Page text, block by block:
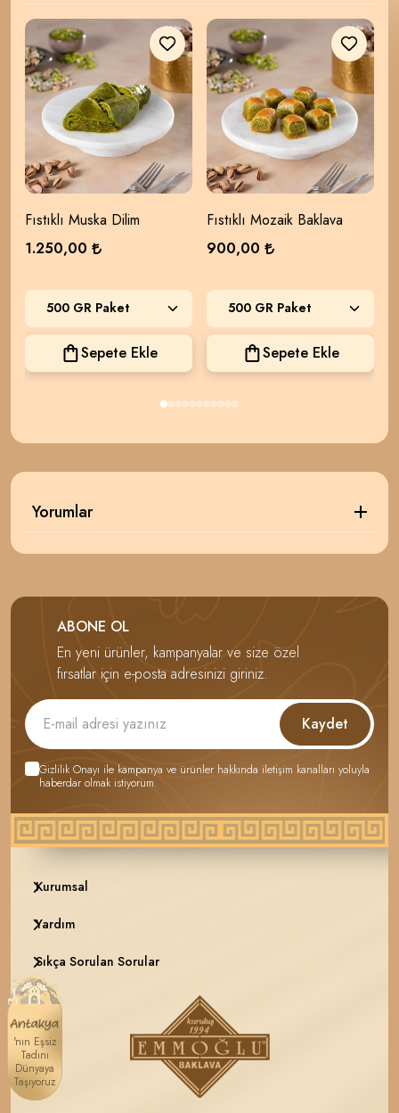
Fıstıklı Muska Dilim
1.250,00
Sepete Ekle
Fıstıklı Mozaik Baklava
900,00
Sepete Ekle
Yorumlar
ABONE OL
En yeni ürünler, kampanyalar ve size özel
fırsatlar için e-posta adresinizi giriniz.
Kaydet
Gizlilik Onayı ile kampanya ve ürünler hakkında iletişim kanalları yoluyla
haberdar olmak istiyorum.
Kurumsal
Yardım
Sıkça Sorulan Sorular
'nın Eşsiz
Tadını
Dünyaya
Taşıyoruz